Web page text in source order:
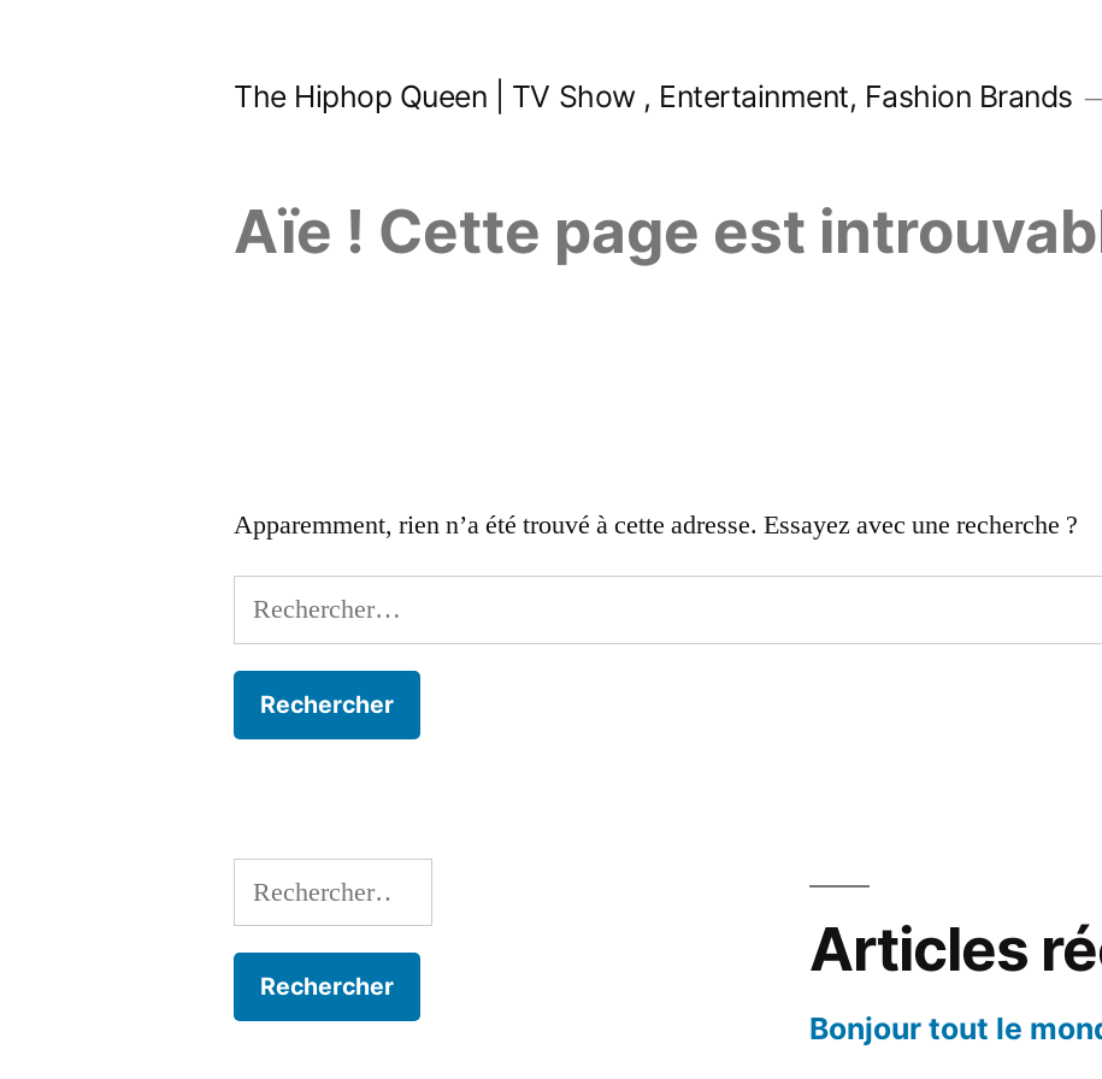
The Hiphop Queen | TV Show , Entertainment, Fashion Brands
Aïe ! Cette page est
Apparemment, rien n’a été trouvé à cette adresse. Essayez avec une recherche ?
Rechercher :
Rechercher :
Articles
Bonjour tout le